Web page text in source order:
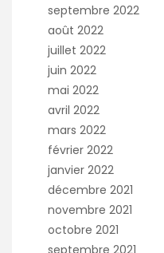
septembre 2022
août 2022
juillet 2022
juin 2022
mai 2022
avril 2022
mars 2022
février 2022
janvier 2022
décembre 2021
novembre 2021
octobre 2021